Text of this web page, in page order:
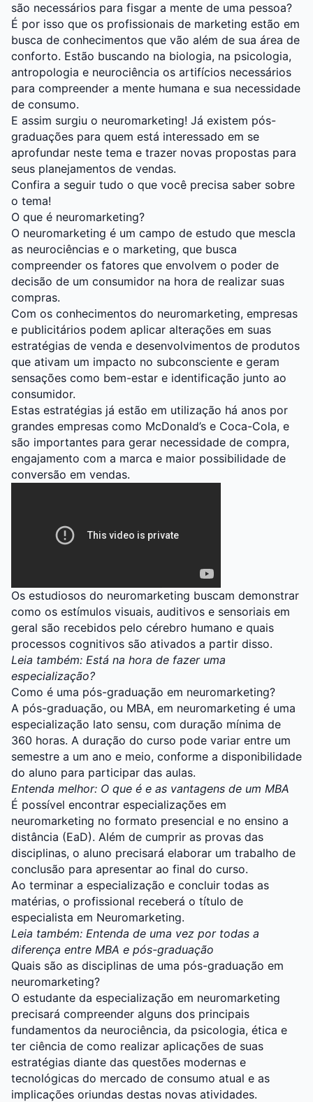
são necessários para fisgar a mente de uma pessoa?
É por isso que os profissionais de marketing estão em
busca de conhecimentos que vão além de sua área de
conforto. Estão buscando na biologia, na psicologia,
antropologia e neurociência os artifícios necessários
para compreender a mente humana e sua necessidade
de consumo.
E assim surgiu o neuromarketing! Já existem pós-
graduações para quem está interessado em se
aprofundar neste tema e trazer novas propostas para
seus planejamentos de vendas.
Confira a seguir tudo o que você precisa saber sobre
o tema!
O que é neuromarketing?
O neuromarketing é um campo de estudo que mescla
as neurociências e o marketing, que busca
compreender os fatores que envolvem o poder de
decisão de um consumidor na hora de realizar suas
compras.
Com os conhecimentos do neuromarketing, empresas
e publicitários podem aplicar alterações em suas
estratégias de venda e desenvolvimentos de produtos
que ativam um impacto no subconsciente e geram
sensações como bem-estar e identificação junto ao
consumidor.
Estas estratégias já estão em utilização há anos por
grandes empresas como McDonald’s e Coca-Cola, e
são importantes para gerar necessidade de compra,
engajamento com a marca e maior possibilidade de
conversão em vendas.
Os estudiosos do neuromarketing buscam demonstrar
como os estímulos visuais, auditivos e sensoriais em
geral são recebidos pelo cérebro humano e quais
processos cognitivos são ativados a partir disso.
Leia também: Está na hora de fazer uma
especialização?
Como é uma pós-graduação em neuromarketing?
A pós-graduação, ou MBA, em neuromarketing é uma
especialização lato sensu, com duração mínima de
360 horas. A duração do curso pode variar entre um
semestre a um ano e meio, conforme a disponibilidade
do aluno para participar das aulas.
Entenda melhor: O que é e as vantagens de um MBA
É possível encontrar especializações em
neuromarketing no formato presencial e no ensino a
distância (EaD). Além de cumprir as provas das
disciplinas, o aluno precisará elaborar um trabalho de
conclusão para apresentar ao final do curso.
Ao terminar a especialização e concluir todas as
matérias, o profissional receberá o título de
especialista em Neuromarketing.
Leia também: Entenda de uma vez por todas a
diferença entre MBA e pós-graduação
Quais são as disciplinas de uma pós-graduação em
neuromarketing?
O estudante da especialização em neuromarketing
precisará compreender alguns dos principais
fundamentos da neurociência, da psicologia, ética e
ter ciência de como realizar aplicações de suas
estratégias diante das questões modernas e
tecnológicas do mercado de consumo atual e as
implicações oriundas destas novas atividades.